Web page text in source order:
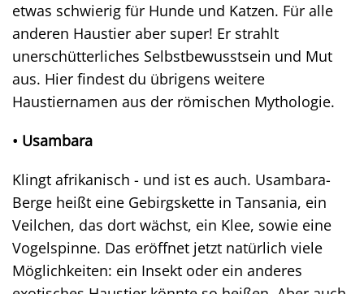
etwas schwierig für Hunde und Katzen. Für alle
anderen Haustier aber super! Er strahlt
unerschütterliches Selbstbewusstsein und Mut
aus. Hier findest du übrigens weitere
Haustiernamen aus der römischen Mythologie.
• Usambara
Klingt afrikanisch - und ist es auch. Usambara-
Berge heißt eine Gebirgskette in Tansania, ein
Veilchen, das dort wächst, ein Klee, sowie eine
Vogelspinne. Das eröffnet jetzt natürlich viele
Möglichkeiten: ein Insekt oder ein anderes